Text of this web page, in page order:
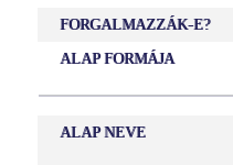
FORGALMAZZÁK-E?
ALAP FORMÁJA
ALAP NEVE